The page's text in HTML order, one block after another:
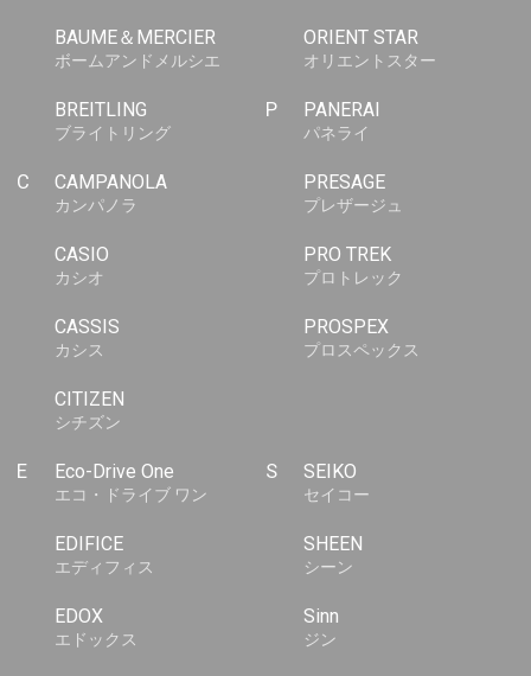
BAUME＆MERCIER
ボームアンドメルシエ
BREITLING
ブライトリング
C CAMPANOLA
カンパノラ
CASIO
カシオ
CASSIS
カシス
CITIZEN
シチズン
E Eco-Drive One
エコ・ドライブ ワン
EDIFICE
エディフィス
EDOX
エドックス
ORIENT STAR
オリエントスター
P PANERAI
パネライ
PRESAGE
プレザージュ
PRO TREK
プロトレック
PROSPEX
プロスペックス
S SEIKO
セイコー
SHEEN
シーン
Sinn
ジン